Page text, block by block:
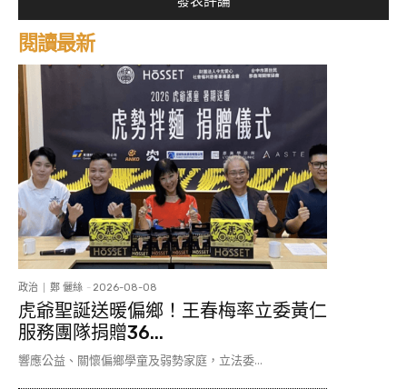
閱讀最新
政治 鄭 儷絲 - 2026-08-08
虎爺聖誕送暖偏鄉！王春梅率立委黃仁
服務團隊捐贈36...
響應公益、關懷偏鄉學童及弱勢家庭，立法委...